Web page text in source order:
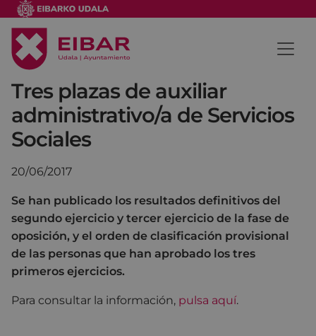
Tres plazas de auxiliar
administrativo/a de Servicios
Sociales
20/06/2017
Se han publicado los resultados definitivos del
segundo ejercicio y tercer ejercicio de la fase de
oposición, y el orden de clasificación provisional
de las personas que han aprobado los tres
primeros ejercicios.
Para consultar la información, pulsa aquí.